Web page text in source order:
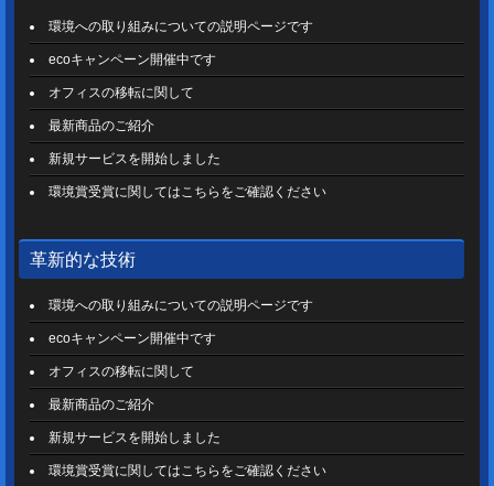
環境への取り組みについての説明ページです
ecoキャンペーン開催中です
オフィスの移転に関して
最新商品のご紹介
新規サービスを開始しました
環境賞受賞に関してはこちらをご確認ください
革新的な技術
環境への取り組みについての説明ページです
ecoキャンペーン開催中です
オフィスの移転に関して
最新商品のご紹介
新規サービスを開始しました
環境賞受賞に関してはこちらをご確認ください